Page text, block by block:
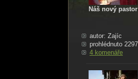
Náš nový pastor
autor: Zajíc
prohlédnuto
4 komenáře